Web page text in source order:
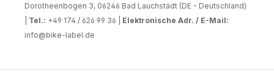
Dorotheenbogen 3, 06246 Bad Lauchstädt (DE - Deutschland)
Tel.: +49 174 / 626 99 36 | Elektronische Adr. / E-Mail:
info@bike-label.de